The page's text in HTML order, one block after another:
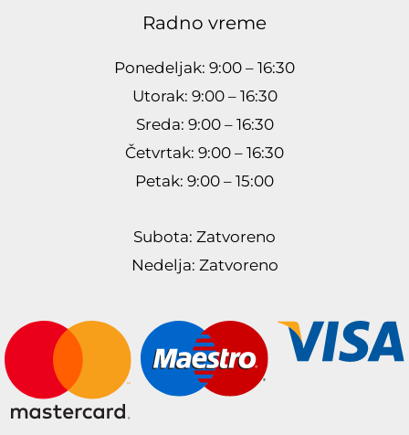
Radno vreme
Ponedeljak: 9:00 – 16:30
Utorak: 9:00 – 16:30
Sreda: 9:00 – 16:30
Četvrtak: 9:00 – 16:30
Petak: 9:00 – 15:00
Subota: Zatvoreno
Nedelja: Zatvoreno